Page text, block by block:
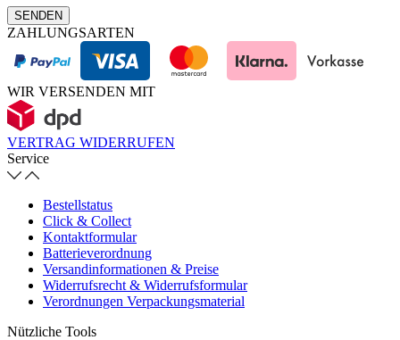
SENDEN
ZAHLUNGSARTEN
WIR VERSENDEN MIT
VERTRAG WIDERRUFEN
Service
Bestellstatus
Click & Collect
Kontaktformular
Batterieverordnung
Versandinformationen & Preise
Widerrufsrecht & Widerrufsformular
Verordnungen Verpackungsmaterial
Nützliche Tools